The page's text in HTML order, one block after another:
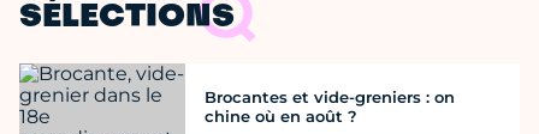
SÉLECTIONS
Brocantes et vide-greniers : on
chine où en août ?